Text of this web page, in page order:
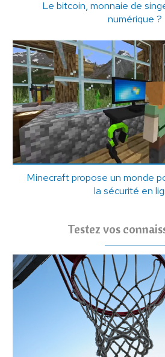
Le bitcoin, monnaie de
numérique ?
Minecraft propose un monde
la sécurité en
Testez vos